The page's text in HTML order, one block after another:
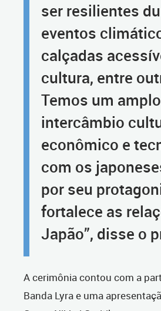
ser resilientes
eventos
calçadas
cultura, entre
Temos um amplo
intercâmbio
econômico e
com os
por seu
fortalece as
Japão”, disse o
A cerimônia contou com a
Banda Lyra e uma